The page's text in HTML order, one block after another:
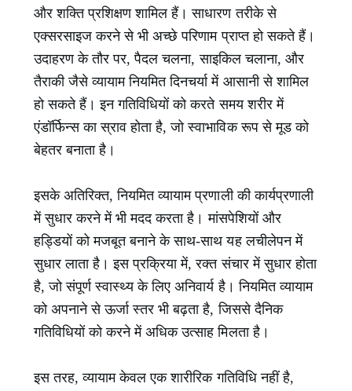
और शक्ति प्रशिक्षण शामिल हैं। साधारण तरीके से
एक्सरसाइज करने से भी अच्छे परिणाम प्राप्त हो सकते हैं।
उदाहरण के तौर पर, पैदल चलना, साइकिल चलाना, और
तैराकी जैसे व्यायाम नियमित दिनचर्या में आसानी से शामिल
हो सकते हैं। इन गतिविधियों को करते समय शरीर में
एंडॉर्फिन्स का स्राव होता है, जो स्वाभाविक रूप से मूड को
बेहतर बनाता है।
इसके अतिरिक्त, नियमित व्यायाम प्रणाली की कार्यप्रणाली
में सुधार करने में भी मदद करता है। मांसपेशियों और
हड्डियों को मजबूत बनाने के साथ-साथ यह लचीलेपन में
सुधार लाता है। इस प्रक्रिया में, रक्त संचार में सुधार होता
है, जो संपूर्ण स्वास्थ्य के लिए अनिवार्य है। नियमित व्यायाम
को अपनाने से ऊर्जा स्तर भी बढ़ता है, जिससे दैनिक
गतिविधियों को करने में अधिक उत्साह मिलता है।
इस तरह, व्यायाम केवल एक शारीरिक गतिविधि नहीं है,